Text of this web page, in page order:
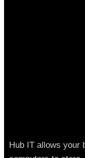
Hub IT allows your